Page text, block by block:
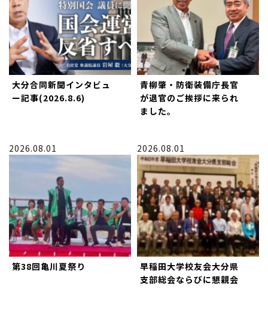
大分合同新聞インタビュ
ー記事(2026.8.6)
青柳肇・防衛装備庁長官
が退官のご挨拶に来られ
ました。
2026.08.01
第38回亀川夏祭り
2026.08.01
早稲田大学校友会大分県
支部総会ならびに懇親会